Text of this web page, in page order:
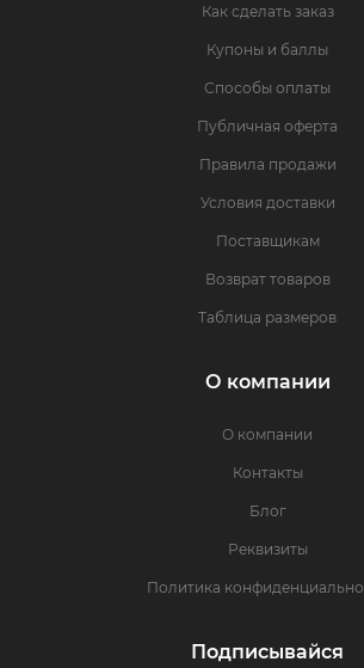
Как сделать заказ
Купоны и баллы
Способы оплаты
Публичная оферта
Правила продажи
Условия доставки
Поставщикам
Возврат товаров
Таблица размеров
О компании
О компании
Контакты
Блог
Реквизиты
Политика
Подписывайся